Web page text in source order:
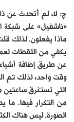
ج: لا، لم أتحدث عن
«ناشفيل» على شبكة
ماذا يفعلون. لذلك
يكفي من اللقطات
عن طريق إضافة
وقت واحد، لذلك تم
التي تستغرق ساعتين
من التكرار فيها.
الصورة. ليس هناك